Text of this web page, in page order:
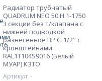
Радиатор трубчатый
QUADRUM NEO 50 H 1-1750
3 секции без т/клапана с
нижней подводкой
разнесенное ВР G 1/2" с
кронштейнами
RAL1T104S9016 (Белый
МУАР) КЗТО
Артикул: -